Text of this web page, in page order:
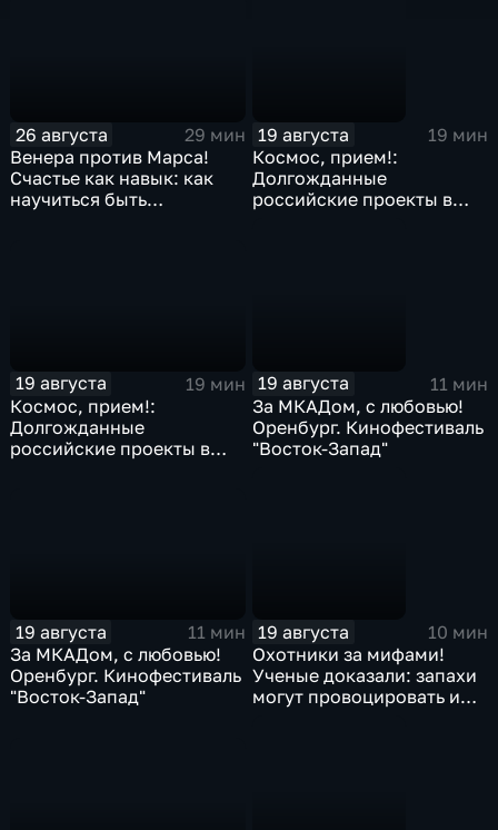
26 августа
29 мин
Венера против Марса!
Счастье как навык: как
научиться быть
19 августа
19 мин
Космос, прием!:
Долгожданные
российские проекты в
19 августа
19 мин
Космос, прием!:
Долгожданные
российские проекты в
19 августа
11 мин
За МКАДом, с любовью!
Оренбург. Кинофестиваль
"Восток-Запад"
19 августа
11 мин
За МКАДом, с любовью!
Оренбург. Кинофестиваль
"Восток-Запад"
19 августа
10 мин
Охотники за мифами!
Ученые доказали: запахи
могут провоцировать и